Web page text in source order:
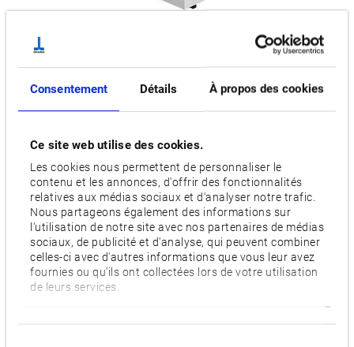
Consentement Détails À propos des cookies
Ce site web utilise des cookies.
Les cookies nous permettent de personnaliser le
contenu et les annonces, d'offrir des fonctionnalités
relatives aux médias sociaux et d'analyser notre trafic.
Nous partageons également des informations sur
l'utilisation de notre site avec nos partenaires de médias
sociaux, de publicité et d'analyse, qui peuvent combiner
celles-ci avec d'autres informations que vous leur avez
fournies ou qu'ils ont collectées lors de votre utilisation
de leurs services.
Les systèmes de chargeurs portiques sont une solution
efficace et peu encombrante pour l’automatisation des
machines-outils. Ces systèmes rapides et très précis
chargent et déchargent la machine par le dessus. En même
temps, la machine reste accessible pour une intervention
manuelle à tout moment (par exemple, réglage,